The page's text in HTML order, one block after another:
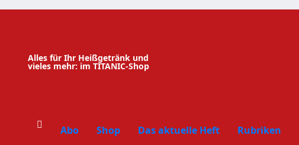
Zum
Alles für Ihr Heißgetränk und
vieles mehr: im TITANIC-Shop
Abo Shop Das aktuelle Heft Rubriken